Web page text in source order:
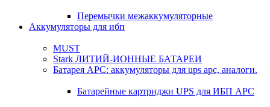
Перемычки межаккумуляторные
Аккумуляторы для ибп
MUST
Stark ЛИТИЙ-ИОННЫЕ БАТАРЕИ
Батарея APC: аккумуляторы для ups apc, аналоги.
Батарейные картриджи UPS для ИБП APC